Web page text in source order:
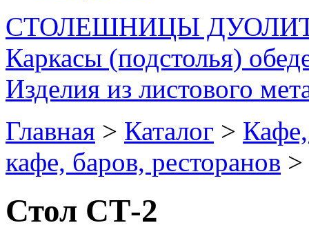
СТОЛЕШНИЦЫ
Каркасы (подстолья)
Изделия из листового
Главная > Каталог >
кафе, баров, ресторанов
Стол СТ-2